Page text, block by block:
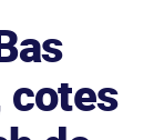
cotes